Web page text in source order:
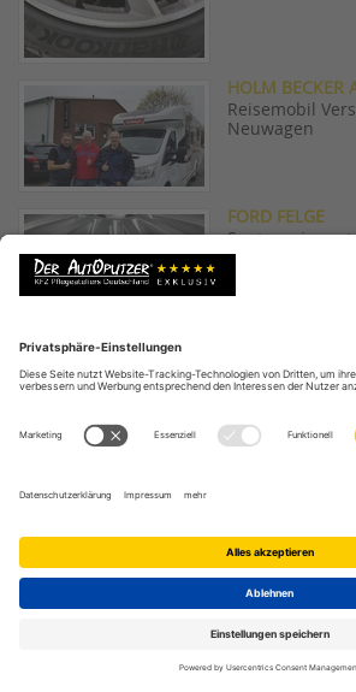
HOLM BECKER
Reisemobil
Neuwagen
FORD FELGE
Spotrepair
Dellen,
verkaufsfertig